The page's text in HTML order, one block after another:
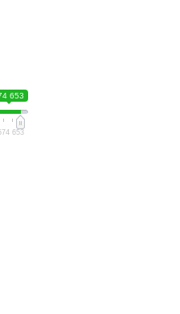
653
653